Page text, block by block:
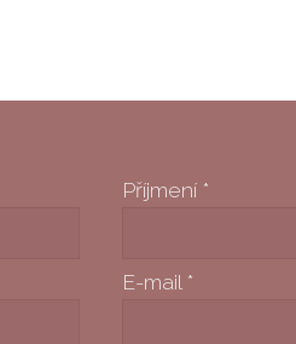
Příjmení *
E-mail *